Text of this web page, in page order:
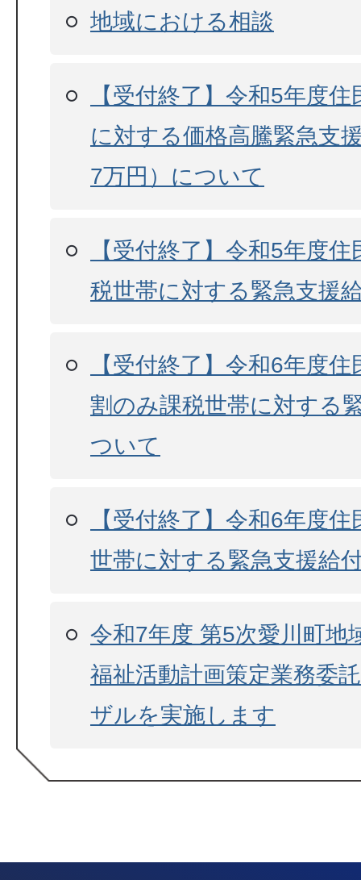
地域における相談
【受付終了】令和5年度
に対する価格高騰緊急支
7万円）について
【受付終了】令和5年度
税世帯に対する緊急支援
【受付終了】令和6年度
割のみ課税世帯に対する
ついて
【受付終了】令和6年度
世帯に対する緊急支援給
令和7年度 第5次愛川町地
福祉活動計画策定業務委
ザルを実施します